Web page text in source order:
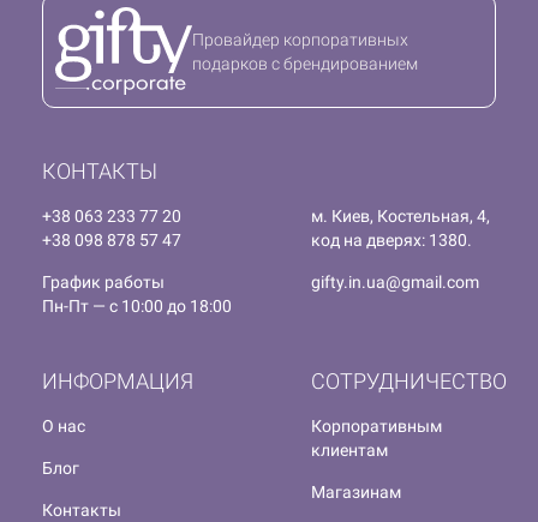
КОНТАКТЫ
+38 063 233 77 20
+38 098 878 57 47
м. Киев, Костельная, 4,
код на дверях: 1380.
График работы
Пн-Пт — с 10:00 до 18:00
gifty.in.ua@gmail.com
СОТРУДНИЧЕСТВО
Корпоративным
клиентам
Магазинам
ИНФОРМАЦИЯ
О нас
Блог
Контакты
Провайдер корпоративных
подарков с брендированием